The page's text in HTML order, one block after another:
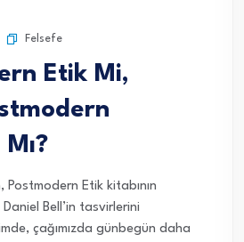
Felsefe
Etik Mi,
Postmodern Etik kitabının
Bell’in tasvirlerini
çağımızda günbegün daha